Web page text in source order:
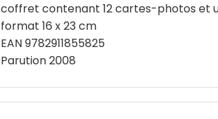
coffret contenant 12 cartes-photos et
format 16 x 23 cm
EAN 9782911855825
Parution 2008